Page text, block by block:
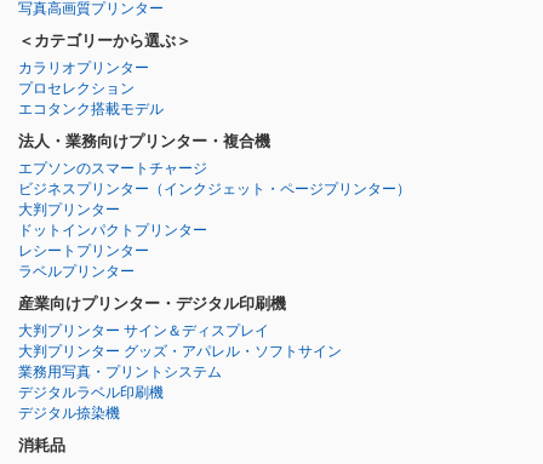
写真高画質プリンター
＜カテゴリーから選ぶ＞
カラリオプリンター
プロセレクション
エコタンク搭載モデル
法人・業務向けプリンター・複合機
エプソンのスマートチャージ
ビジネスプリンター （インクジェット・ページプリンター）
大判プリンター
ドットインパクトプリンター
レシートプリンター
ラベルプリンター
産業向けプリンター・デジタル印刷機
大判プリンター サイン＆ディスプレイ
大判プリンター グッズ・アパレル・ソフトサイン
業務用写真・プリントシステム
デジタルラベル印刷機
デジタル捺染機
消耗品